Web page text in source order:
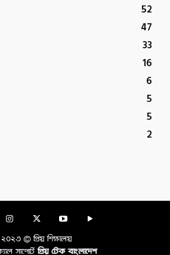
52
47
33
16
6
5
5
2
২০২৩ © প্রিয় শিক্ষালয়
সাপোর্টপ্রিয় টেক বাংলাদেশ